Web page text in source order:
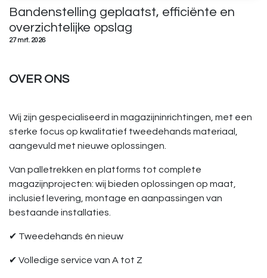
Bandenstelling geplaatst, efficiënte en
overzichtelijke opslag
27 mrt. 2026
OVER ONS
Wij zijn gespecialiseerd in magazijninrichtingen, met een
sterke focus op kwalitatief tweedehands materiaal,
aangevuld met nieuwe oplossingen.
Van palletrekken en platforms tot complete
magazijnprojecten: wij bieden oplossingen op maat,
inclusief levering, montage en aanpassingen van
bestaande installaties.
✔ Tweedehands én nieuw
✔ Volledige service van A tot Z